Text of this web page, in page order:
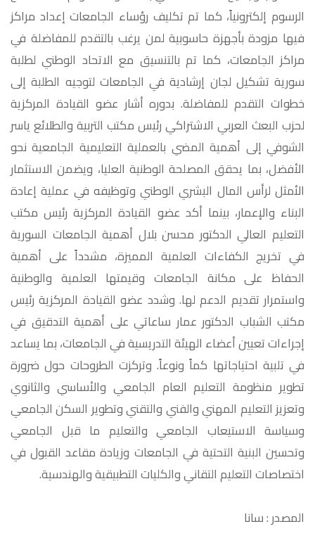
الرسوم إلكترونياً، كما تم تكليف رؤساء الجامعات إعداد مراكز
فيها مزودة بأجهزة حاسوبية لمن يرغب بالتقدم للمفاضلة في
مراكز الجامعات، كما تم بالتنسيق مع الاتحاد الوطني لطلبة
سورية تشكيل لجان إرشادية في الجامعات لتوجيه الطلبة إلى
خطوات التقدم للمفاضلة. بدوره أشار عضو القيادة المركزية
لحزب البعث العربي الاشتراكي رئيس مكتب التربية والطلائع ياسر
الشوفي إلى أهمية المضي بالعملية التعليمية الجامعية نحو
الأفضل، بما يحقق المصلحة الوطنية العليا، ويضمن الاستثمار
الأمثل لرأس المال البشري الوطني وتوظيفه في عملية إعادة
البناء والإعمار، بينما أكد عضو القيادة المركزية رئيس مكتب
التعليم العالي الدكتور محسن بلال أهمية الجامعات السورية
في تخريج الكفاءات العلمية المميزة، مشدداً على أهمية
الحفاظ على مكانة الجامعات وقيمتها العلمية والوطنية
واستمرار تقديم الدعم لها. وشدد عضو القيادة المركزية رئيس
مكتب الشباب الدكتور عمار ساعاتي على أهمية التدقيق في
إجراءات تعيين أعضاء الهيئة التدريسية في الجامعات، بما يساعد
في تلبية احتياجاتها كماً ونوعاً. وتركزت الطروحات حول ضرورة
تطوير منظومة التعليم العام الجامعي والأساسي والثانوي
وتعزيز التعليم المهني والفني والتقني وتطوير السكن الجامعي
وسياسة الاستيعاب الجامعي والتعليم ما قبل الجامعي
وتحسين البنية التحتية في الجامعات وزيادة مقاعد القبول في
اختصاصات التعليم التقاني والكليات التطبيقية والهندسية.
المصدر : سانا